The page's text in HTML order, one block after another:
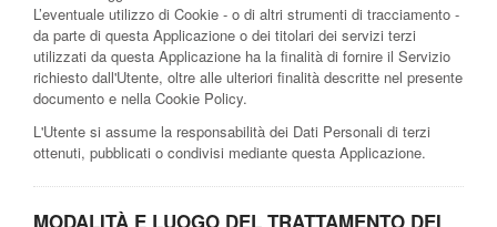
L’eventuale utilizzo di Cookie - o di altri strumenti di tracciamento -
da parte di questa Applicazione o dei titolari dei servizi terzi
utilizzati da questa Applicazione ha la finalità di fornire il Servizio
richiesto dall'Utente, oltre alle ulteriori finalità descritte nel presente
documento e nella Cookie Policy.
L'Utente si assume la responsabilità dei Dati Personali di terzi
ottenuti, pubblicati o condivisi mediante questa Applicazione.
MODALITÀ E LUOGO DEL TRATTAMENTO DEI